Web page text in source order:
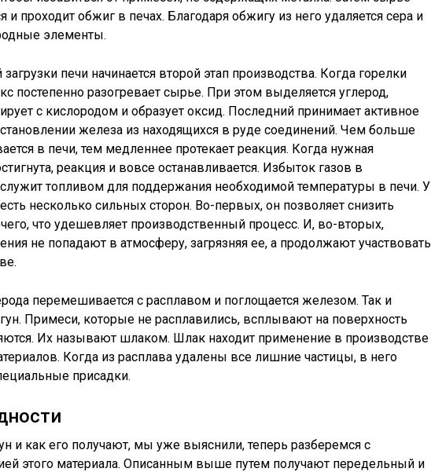
и проходит обжиг в печах. Благодаря обжигу из него удаляется сера и
элементы.
печи начинается второй этап производства. Когда горелки
постепенно разогревает сырье. При этом выделяется углерод,
с кислородом и образует оксид. Последний принимает активное
железа из находящихся в руде соединений. Чем больше
в печи, тем медленнее протекает реакция. Когда нужная
реакция и вовсе останавливается. Избыток газов в
топливом для поддержания необходимой температуры в печи. У
несколько сильных сторон. Во-первых, он позволяет снизить
что удешевляет производственный процесс. И, во-вторых,
не попадают в атмосферу, загрязняя ее, а продолжают участвовать
перемешивается с расплавом и поглощается железом. Так и
Примеси, которые не расплавились, всплывают на поверхность
Их называют шлаком. Шлак находит применение в производстве
Когда из расплава удалены все лишние частицы, в него
присадки.
и как его получают, мы уже выяснили, теперь разберемся с
этого материала. Описанным выше путем получают передельный и